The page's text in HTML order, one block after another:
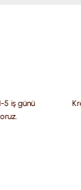
iletebilirsiniz.
teşekkür
bozuk veya
eksik bilgiler
bulunuyor.
daha
5 iş günü